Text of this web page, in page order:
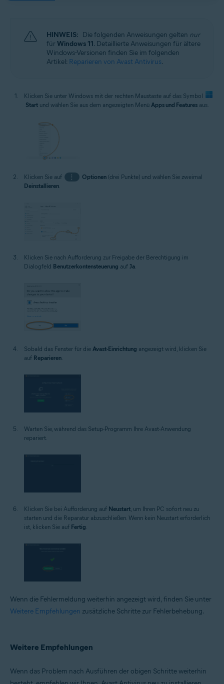
HINWEIS: Die folgenden Anweisungen gelten nur
fürWindows 11. Detaillierte Anweisungen für ältere
Windows-Versionen finden Sie im folgenden
Artikel: Reparieren von Avast Antivirus.
Klicken Sie unter Windows mit der rechten Maustaste auf das Symbol
Start und wählen Sie aus dem angezeigten Menü Apps und Features aus.
Klicken Sie auf ⋮ Optionen(drei Punkte) und wählen Sie zweimal
Deinstallieren.
Klicken Sie nach Aufforderung zur Freigabe der Berechtigung im
Dialogfeld Benutzerkontensteuerung auf Ja
Sobald das Fenster für die Avast-Einrichtung angezeigt wird, klicken Sie
auf Reparieren
Warten Sie, während das Setup-Programm Ihre Avast-Anwendung
repariert.
Klicken Sie bei Aufforderung auf Neustart , um Ihren PC sofort neu zu
starten und die Reparatur abzuschließen. Wenn kein Neustart erforderlich
ist, klicken Sie auf Fertig
Wenn die Fehlermeldung weiterhin angezeigt wird, finden Sie unter
Weitere Empfehlungen zusätzliche Schritte zur Fehlerbehebung.
Weitere Empfehlungen
Wenn das Problem nach Ausführen der obigen Schritte weiterhin